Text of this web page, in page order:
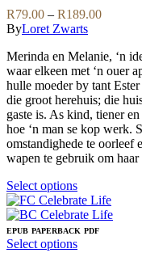
variants.
The
options
may
be
chosen
on
the
product
page
R79.00 – R189.00Price
through
ByLoret Zwarts
Merinda en Melanie, ‘n
waar elkeen met ‘n ouer
hulle moeder by tant
die groot herehuis; die
gaste is. As kind, tiener
hoe ‘n man se kop werk.
omstandighede te oorleef
wapen te gebruik om
Select optionsThis
product
has
multiple
variants.
EPUB PAPERBACK PDF
Select optionsThis